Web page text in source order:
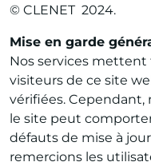
© CLENET 2024.
Mise en garde
Nos services
visiteurs de ce site
vérifiées. Cependant,
le site peut
défauts de mise à
remercions les